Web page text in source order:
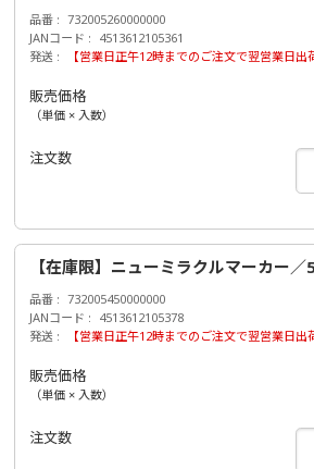
品番
732005260000000
JANコード
4513612105361
発送
【営業日正午12時までのご注文で翌営業日出
販売価格
（単価 × 入数）
注文数
【在庫限】ニューミラクルマーカー／
品番
732005450000000
JANコード
4513612105378
発送
【営業日正午12時までのご注文で翌営業日出
販売価格
（単価 × 入数）
注文数